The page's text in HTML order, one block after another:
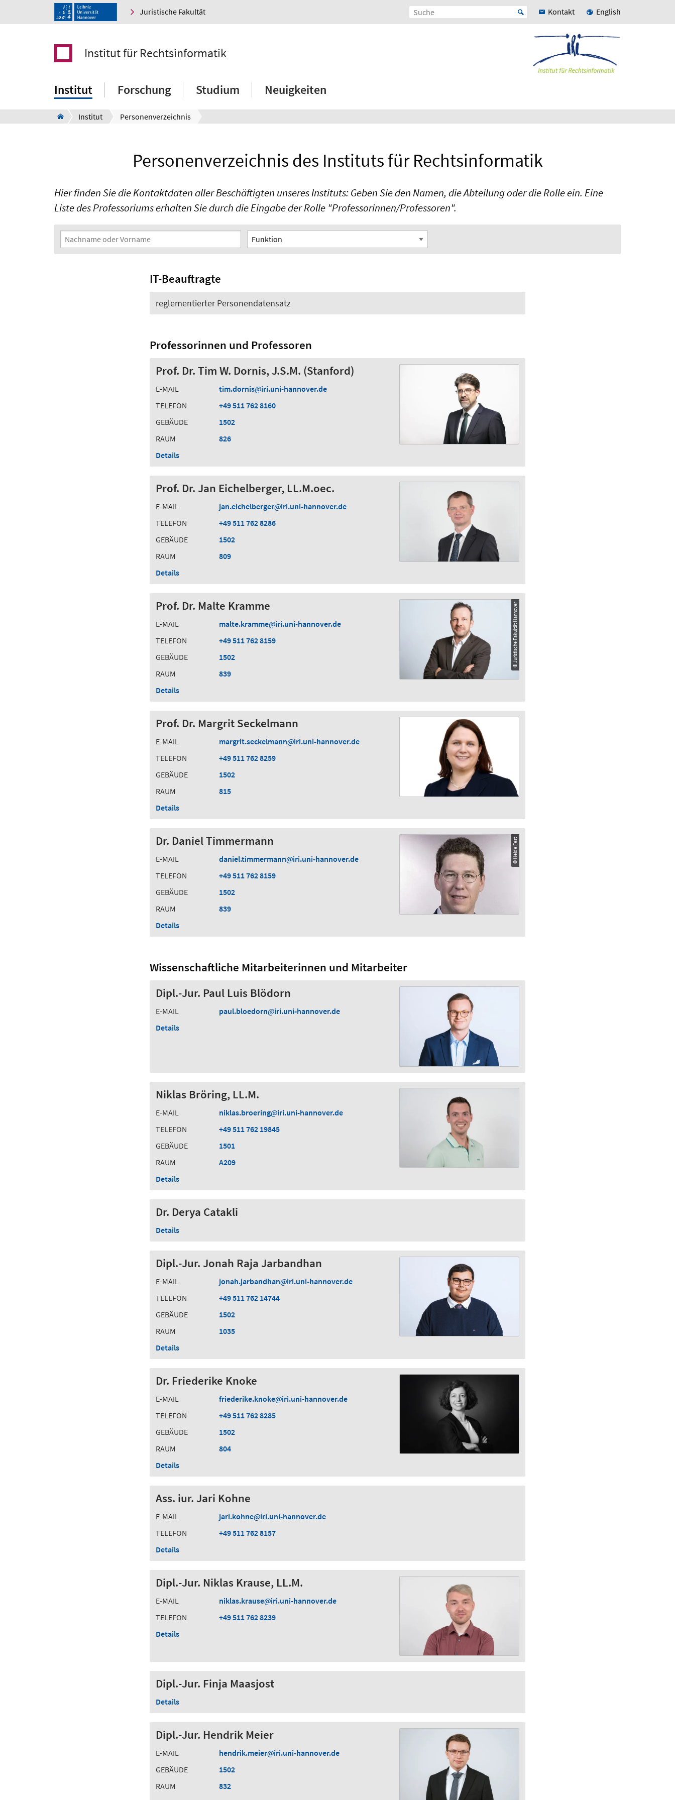
Juristische Fakultät Kontakt English
Institut für Rechtsinformatik
Institut Forschung Studium Neuigkeiten
Institut Personenverzeichnis
Personenverzeichnis des Instituts für Rechtsinformatik
Hier finden Sie die Kontaktdaten aller Beschäftigten unseres Instituts: Geben Sie den Namen, die Abteilung oder die Rolle ein. Eine
Liste des Professoriums erhalten Sie durch die Eingabe der Rolle "Professorinnen/Professoren".
Suchfilter
Nachname oder Vorname Funktion
IT-Beauftragte
reglementierter Personendatensatz
Professorinnen und Professoren
Prof. Dr. Tim W. Dornis, J.S.M. (Stanford)
E-MAIL tim.dornis
iri.uni-hannover.de
TELEFON
+49 511 762 8160
GEBÄUDE
1502
RAUM
826
Details
Prof. Dr. Jan Eichelberger, LL.M.oec.
E-MAIL jan.eichelberger
iri.uni-hannover.de
TELEFON
+49 511 762 8286
GEBÄUDE
1502
RAUM
809
Details
Prof. Dr. Malte Kramme
E-MAIL malte.kramme
iri.uni-hannover.de
TELEFON
+49 511 762 8159
GEBÄUDE
1502
RAUM
839
Details
© Juristische Fakultät Hannover
Prof. Dr. Margrit Seckelmann
E-MAIL margrit.seckelmann
iri.uni-hannover.de
TELEFON
+49 511 762 8259
GEBÄUDE
1502
RAUM
815
Details
Dr. Daniel Timmermann
E-MAIL daniel.timmermann
iri.uni-hannover.de
TELEFON
+49 511 762 8159
GEBÄUDE
1502
RAUM
839
Details
© Heide Fest
Wissenschaftliche Mitarbeiterinnen und Mitarbeiter
Dipl.-Jur. Paul Luis Blödorn
E-MAIL paul.bloedorn
iri.uni-hannover.de
Details
Niklas Bröring, LL.M.
E-MAIL niklas.broering
iri.uni-hannover.de
TELEFON
+49 511 762 19845
GEBÄUDE
1501
RAUM
A209
Details
Dr. Derya Catakli
Details
Dipl.-Jur. Jonah Raja Jarbandhan
E-MAIL jonah.jarbandhan
iri.uni-hannover.de
TELEFON
+49 511 762 14744
GEBÄUDE
1502
RAUM
1035
Details
Dr. Friederike Knoke
E-MAIL friederike.knoke
iri.uni-hannover.de
TELEFON
+49 511 762 8285
GEBÄUDE
1502
RAUM
804
Details
Ass. iur. Jari Kohne
E-MAIL jari.kohne
iri.uni-hannover.de
TELEFON
+49 511 762 8157
Details
Dipl.-Jur. Niklas Krause, LL.M.
E-MAIL niklas.krause
iri.uni-hannover.de
TELEFON
+49 511 762 8239
Details
Dipl.-Jur. Finja Maasjost
Details
Dipl.-Jur. Hendrik Meier
E-MAIL hendrik.meier
iri.uni-hannover.de
GEBÄUDE
1502
RAUM
832